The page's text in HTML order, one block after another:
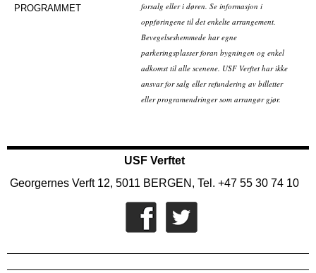
PROGRAMMET
forsalg eller i døren. Se informasjon i
oppføringene til det enkelte arrangement.
Bevegelseshemmede har egne
parkeringsplasser foran bygningen og enkel
adkomst til alle scenene. USF Verftet har ikke
ansvar for salg eller refundering av billetter
eller programendringer som arrangør gjør.
USF Verftet
Georgernes Verft 12, 5011 BERGEN, Tel. +47 55 30 74 10